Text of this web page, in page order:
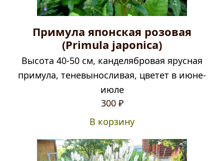
Примула японская розовая
(Primula japonica)
Высота 40-50 см, канделябровая ярусная
примула, теневыносливая, цветет в июне-
июле
Первоначальная
составляла
390 ₽.
300 ₽Текущая
300 ₽.
В корзину